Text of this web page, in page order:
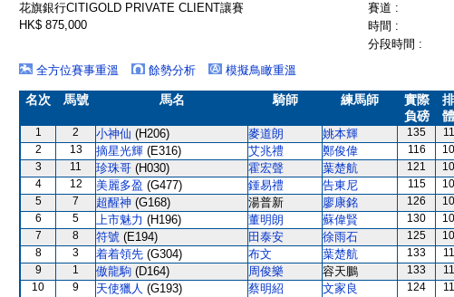
花旗銀行CITIGOLD PRIVATE CLIENT讓賽
賽道 :
HK$ 875,000
時間 :
分段時間 :
全方位賽事重溫 餘勢分析 模擬鳥瞰重溫
名次 馬號 馬名 騎師 練馬師
實際
負磅
1 2 小神仙 (H206) 麥道朗 姚本輝 135
2
13 摘星光輝 (E316) 艾兆禮 鄭俊偉 116
3
11 珍珠哥 (H030) 霍宏聲 葉楚航 121
4
12 美麗多盈 (G477) 鍾易禮 告東尼 115
5
7 超醒神 (G168) 湯普新 廖康銘 126
6
5 上市魅力 (H196) 董明朗 蘇偉賢 130
7
8 符號 (E194) 田泰安 徐雨石 125
8
3 着着領先 (G304) 布文 葉楚航 133
9
1 傲龍駒 (D164) 周俊樂 容天鵬 133
10
9 天使獵人 (G193) 蔡明紹 文家良 124